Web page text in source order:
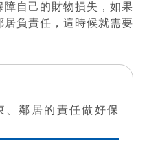
自己的財物損失，如果
負責任，這時候就需要
、鄰居的責任做好保